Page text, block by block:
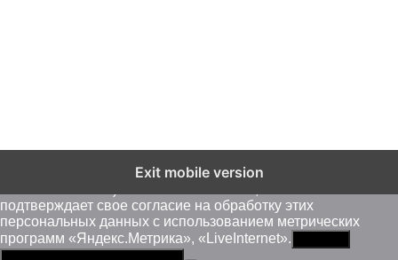
Exit mobile version
пользователей (cookie, данные об IP - адресе и
подтверждает свое согласие на обработку этих
персональных данных c использованием метрических
программ «Яндекс.Метрика», «LiveInternet».